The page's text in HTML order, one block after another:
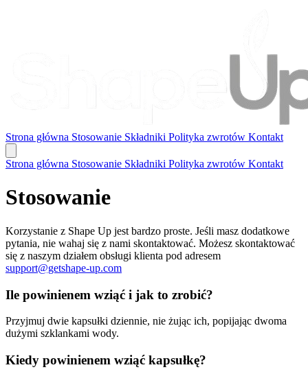
Strona główna Stosowanie Składniki Polityka zwrotów Kontakt
Strona główna Stosowanie Składniki Polityka zwrotów Kontakt
Stosowanie
Korzystanie z Shape Up jest bardzo proste. Jeśli masz dodatkowe
pytania, nie wahaj się z nami skontaktować. Możesz skontaktować
się z naszym działem obsługi klienta pod adresem
support@getshape-up.com
Ile powinienem wziąć i jak to zrobić?
Przyjmuj dwie kapsułki dziennie, nie żując ich, popijając dwoma
dużymi szklankami wody.
Kiedy powinienem wziąć kapsułkę?